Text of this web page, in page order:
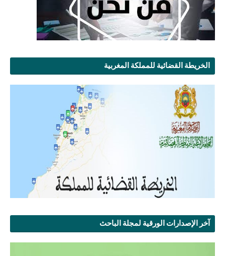
الخريطة القضائية للمملكة المغربية
آخر الإصدارات الورقية لمجلة الباحث